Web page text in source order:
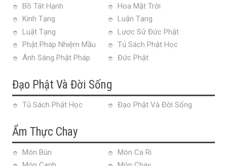
Bồ Tát Hạnh
Hoa Mặt Trời
Kinh Tạng
Luận Tạng
Luật Tạng
Lược Sử Đức Phật
Phật Pháp Nhiệm Mầu
Tủ Sách Phật Học
Ánh Sáng Phật Pháp
Đức Phật
Đạo Phật Và Đời Sống
Tủ Sách Phật Học Đạo Phật Và Đời Sống
Ẩm Thực Chay
Món Bún
Món Ca Ri